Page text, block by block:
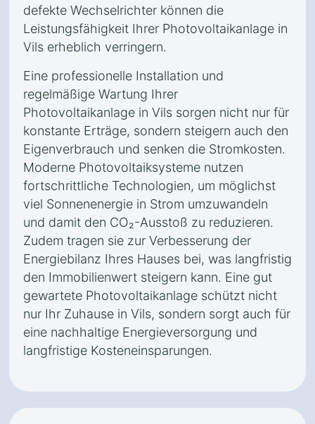
defekte Wechselrichter können die
Leistungsfähigkeit Ihrer Photovoltaikanlage in
Vils erheblich verringern.
Eine professionelle Installation und
regelmäßige Wartung Ihrer
Photovoltaikanlage in Vils sorgen nicht nur für
konstante Erträge, sondern steigern auch den
Eigenverbrauch und senken die Stromkosten.
Moderne Photovoltaiksysteme nutzen
fortschrittliche Technologien, um möglichst
viel Sonnenenergie in Strom umzuwandeln
und damit den CO₂-Ausstoß zu reduzieren.
Zudem tragen sie zur Verbesserung der
Energiebilanz Ihres Hauses bei, was langfristig
den Immobilienwert steigern kann. Eine gut
gewartete Photovoltaikanlage schützt nicht
nur Ihr Zuhause in Vils, sondern sorgt auch für
eine nachhaltige Energieversorgung und
langfristige Kosteneinsparungen.